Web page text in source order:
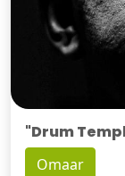
"Drum
Omaar